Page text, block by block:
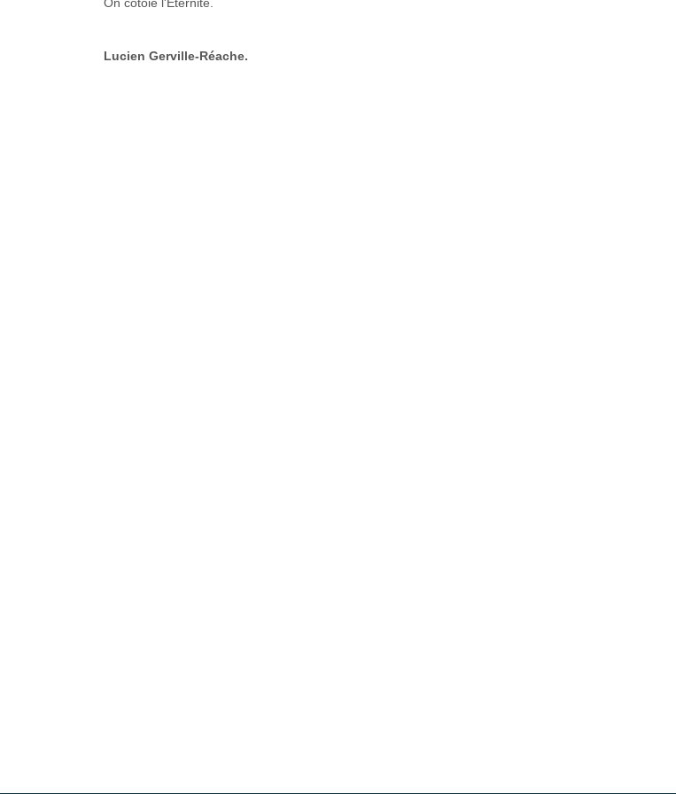
Lucien Gerville-Réache.